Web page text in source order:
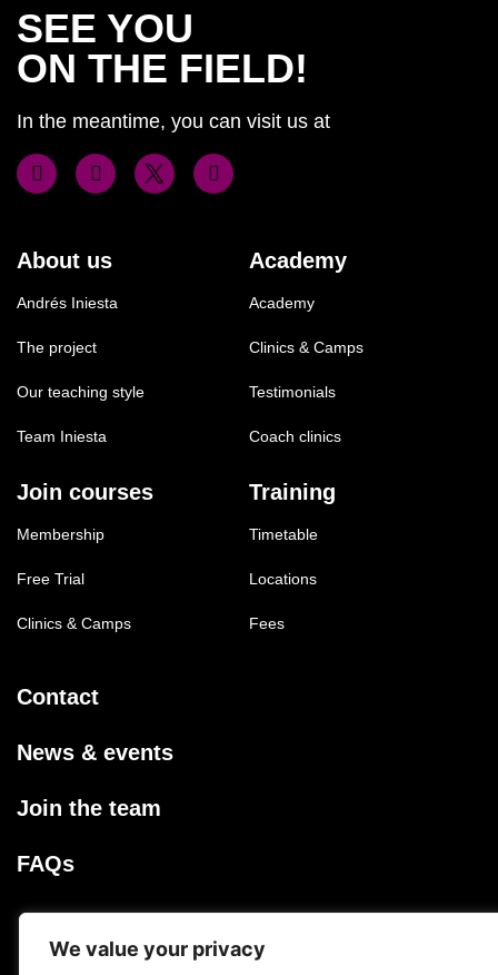
We value your privacy
SEE YOU
ON THE FIELD!
In the meantime, you can visit us at
About us
Andrés Iniesta
The project
Our teaching style
Team Iniesta
Academy
Academy
Clinics & Camps
Testimonials
Coach clinics
Join courses
Membership
Free Trial
Clinics & Camps
Training
Timetable
Locations
Fees
Contact
News & events
Join the team
FAQs
Privacy Policy